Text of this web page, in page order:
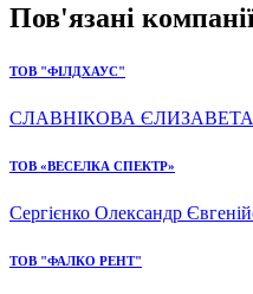
Пов'язані
ТОВ "ФІЛДХАУС"
СЛАВНІКОВА ЄЛИЗАВЕТА
ТОВ «ВЕСЕЛКА СПЕКТР»
Сергієнко Олександр
ТОВ "ФАЛКО РЕНТ"